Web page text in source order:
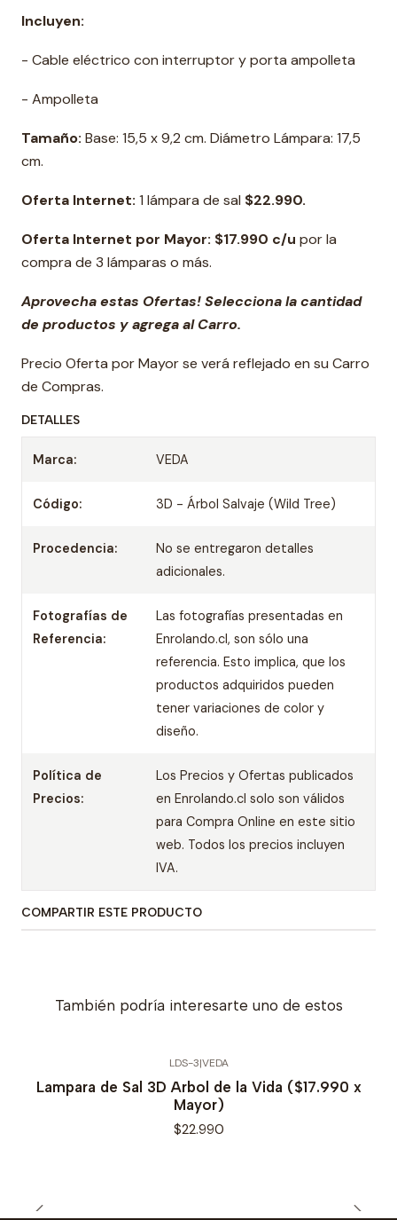
Incluyen:
- Cable eléctrico con interruptor y porta ampolleta
- Ampolleta
Tamaño: Base: 15,5 x 9,2 cm. Diámetro Lámpara: 17,5
cm.
Oferta Internet: 1 lámpara de sal $22.990.
Oferta Internet por Mayor: $17.990 c/u por la
compra de 3 lámparas o más.
Aprovecha estas Ofertas! Selecciona la cantidad
de productos y agrega al Carro.
Precio Oferta por Mayor se verá reflejado en su Carro
de Compras.
DETALLES
Marca: VEDA
Código: 3D - Árbol Salvaje (Wild Tree)
Procedencia:
No se entregaron detalles
adicionales.
Fotografías de
Referencia:
Las fotografías presentadas en
Enrolando.cl, son sólo una
referencia. Esto implica, que los
productos adquiridos pueden
tener variaciones de color y
diseño.
Política de
Precios:
Los Precios y Ofertas publicados
en Enrolando.cl solo son válidos
para Compra Online en este sitio
web. Todos los precios incluyen
IVA.
COMPARTIR ESTE PRODUCTO
También podría interesarte uno de estos
LDS-3|VEDA
Lampara de Sal 3D Arbol de la Vida ($17.990 x
Mayor)
$22.990